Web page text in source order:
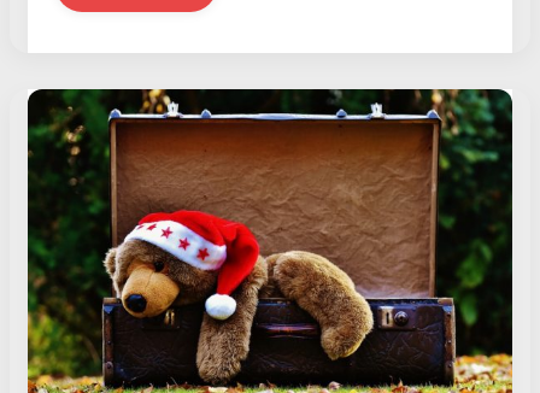
vacanze
in
camper
Lapponia
🌌